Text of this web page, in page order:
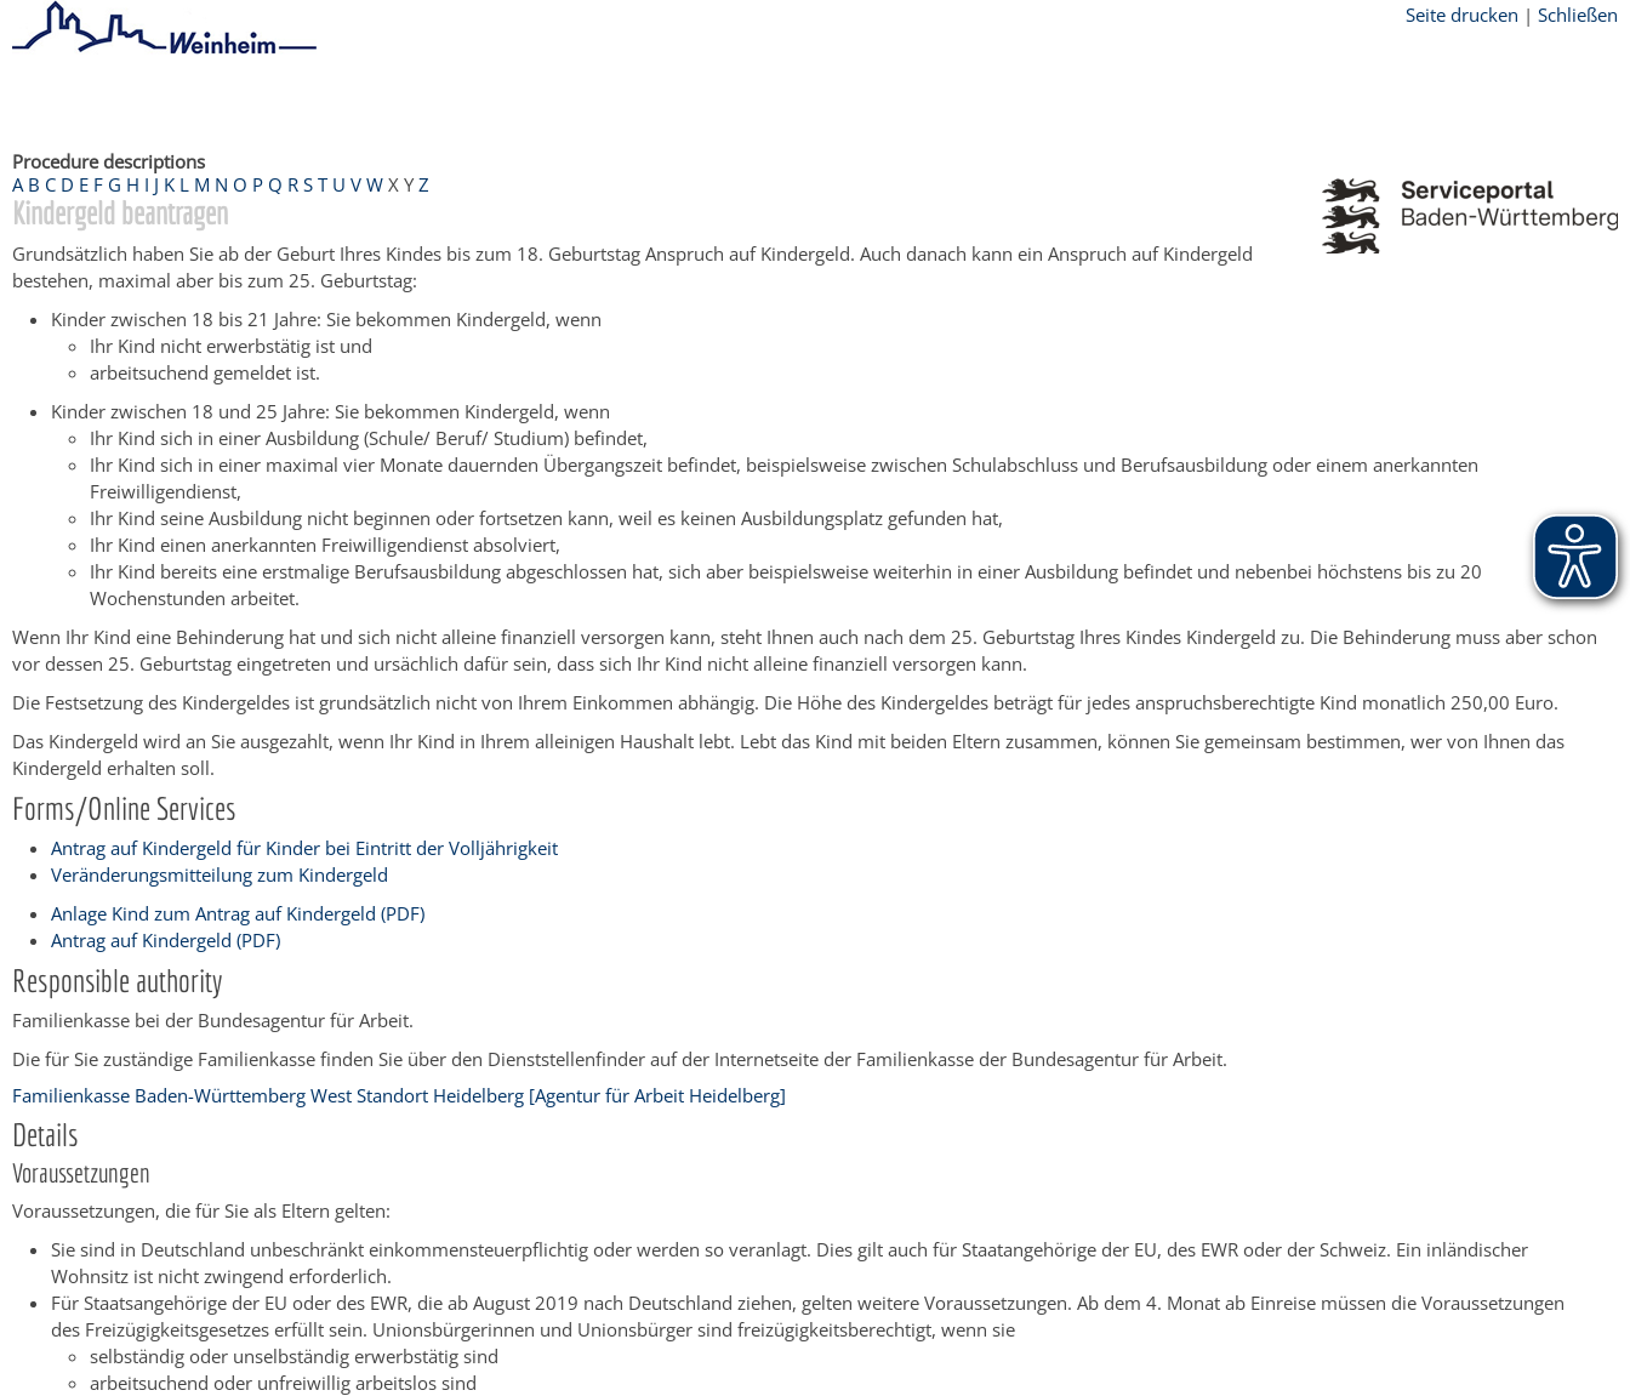
Seite drucken | Schließen
Procedure descriptions
A B C D E F G H I J K L M N O P Q R S T U V W X Y Z
Kindergeld beantragen
Grundsätzlich haben Sie ab der Geburt Ihres Kindes bis zum 18. Geburtstag Anspruch auf Kindergeld. Auch danach kann ein Anspruch auf Kindergeld
bestehen, maximal aber bis zum 25. Geburtstag:
Kinder zwischen 18 bis 21 Jahre: Sie bekommen Kindergeld, wenn
Ihr Kind nicht erwerbstätig ist und
arbeitsuchend gemeldet ist.
Kinder zwischen 18 und 25 Jahre: Sie bekommen Kindergeld, wenn
Ihr Kind sich in einer Ausbildung (Schule/ Beruf/ Studium) befindet,
Ihr Kind sich in einer maximal vier Monate dauernden Übergangszeit befindet, beispielsweise zwischen Schulabschluss und Berufsausbildung oder einem anerkannten
Freiwilligendienst,
Ihr Kind seine Ausbildung nicht beginnen oder fortsetzen kann, weil es keinen Ausbildungsplatz gefunden hat,
Ihr Kind einen anerkannten Freiwilligendienst absolviert,
Ihr Kind bereits eine erstmalige Berufsausbildung abgeschlossen hat, sich aber beispielsweise weiterhin in einer Ausbildung befindet und nebenbei höchstens bis zu 20
Wochenstunden arbeitet.
Wenn Ihr Kind eine Behinderung hat und sich nicht alleine finanziell versorgen kann, steht Ihnen auch nach dem 25. Geburtstag Ihres Kindes Kindergeld zu. Die Behinderung muss aber schon
vor dessen 25. Geburtstag eingetreten und ursächlich dafür sein, dass sich Ihr Kind nicht alleine finanziell versorgen kann.
Die Festsetzung des Kindergeldes ist grundsätzlich nicht von Ihrem Einkommen abhängig. Die Höhe des Kindergeldes beträgt für jedes anspruchsberechtigte Kind monatlich 250,00 Euro.
Das Kindergeld wird an Sie ausgezahlt, wenn Ihr Kind in Ihrem alleinigen Haushalt lebt. Lebt das Kind mit beiden Eltern zusammen, können Sie gemeinsam bestimmen, wer von Ihnen das
Kindergeld erhalten soll.
Forms/Online Services
Antrag auf Kindergeld für Kinder bei Eintritt der Volljährigkeit
Veränderungsmitteilung zum Kindergeld
Anlage Kind zum Antrag auf Kindergeld (PDF)
Antrag auf Kindergeld (PDF)
Responsible authority
Familienkasse bei der Bundesagentur für Arbeit.
Die für Sie zuständige Familienkasse finden Sie über den Dienststellenfinder auf der Internetseite der Familienkasse der Bundesagentur für Arbeit.
Familienkasse Baden-Württemberg West Standort Heidelberg [Agentur für Arbeit Heidelberg]
Details
Voraussetzungen
Voraussetzungen, die für Sie als Eltern gelten:
Sie sind in Deutschland unbeschränkt einkommensteuerpflichtig oder werden so veranlagt. Dies gilt auch für Staatangehörige der EU, des EWR oder der Schweiz. Ein inländischer
Wohnsitz ist nicht zwingend erforderlich.
Für Staatsangehörige der EU oder des EWR, die ab August 2019 nach Deutschland ziehen, gelten weitere Voraussetzungen. Ab dem 4. Monat ab Einreise müssen die Voraussetzungen
des Freizügigkeitsgesetzes erfüllt sein. Unionsbürgerinnen und Unionsbürger sind freizügigkeitsberechtigt, wenn sie
selbständig oder unselbständig erwerbstätig sind
arbeitsuchend oder unfreiwillig arbeitslos sind